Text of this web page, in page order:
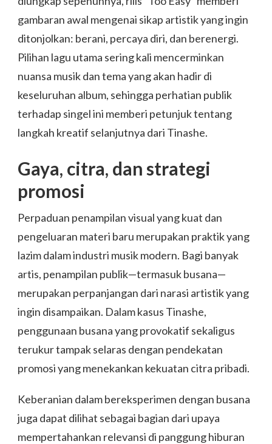
gambaran awal mengenai sikap artistik yang ingin
ditonjolkan: berani, percaya diri, dan berenergi.
Pilihan lagu utama sering kali mencerminkan
nuansa musik dan tema yang akan hadir di
keseluruhan album, sehingga perhatian publik
terhadap singel ini memberi petunjuk tentang
langkah kreatif selanjutnya dari Tinashe.
Gaya, citra, dan strategi
promosi
Perpaduan penampilan visual yang kuat dan
pengeluaran materi baru merupakan praktik yang
lazim dalam industri musik modern. Bagi banyak
artis, penampilan publik—termasuk busana—
merupakan perpanjangan dari narasi artistik yang
ingin disampaikan. Dalam kasus Tinashe,
penggunaan busana yang provokatif sekaligus
terukur tampak selaras dengan pendekatan
promosi yang menekankan kekuatan citra pribadi.
Keberanian dalam bereksperimen dengan busana
juga dapat dilihat sebagai bagian dari upaya
mempertahankan relevansi di panggung hiburan